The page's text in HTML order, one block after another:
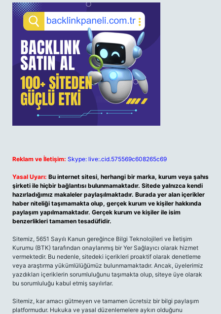
Reklam ve İletişim: Skype: live:.cid.575569c608265c69
Yasal Uyarı: Bu internet sitesi, herhangi bir marka, kurum veya şahıs
şirketi ile hiçbir bağlantısı bulunmamaktadır. Sitede yalnızca kendi
hazırladığımız makaleler paylaşılmaktadır. Burada yer alan içerikler
haber niteliği taşımamakta olup, gerçek kurum ve kişiler hakkında
paylaşım yapılmamaktadır. Gerçek kurum ve kişiler ile isim
benzerlikleri tamamen tesadüfidir.
Sitemiz, 5651 Sayılı Kanun gereğince Bilgi Teknolojileri ve İletişim
Kurumu (BTK) tarafından onaylanmış bir Yer Sağlayıcı olarak hizmet
vermektedir. Bu nedenle, sitedeki içerikleri proaktif olarak denetleme
veya araştırma yükümlülüğümüz bulunmamaktadır. Ancak, üyelerimiz
yazdıkları içeriklerin sorumluluğunu taşımakta olup, siteye üye olarak
bu sorumluluğu kabul etmiş sayılırlar.
Sitemiz, kar amacı gütmeyen ve tamamen ücretsiz bir bilgi paylaşım
platformudur. Hukuka ve yasal düzenlemelere aykırı olduğunu